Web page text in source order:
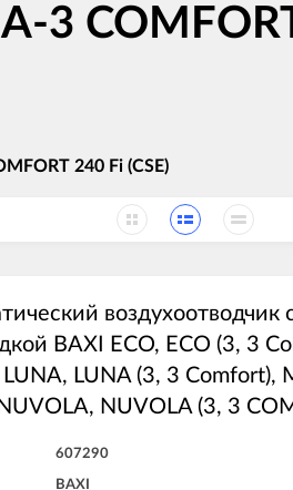
3
240 Fi (CSE)
воздухоотводчик
BAXI ECO, ECO (3, 3
LUNA, LUNA (3, 3 Comfort),
NUVOLA (3, 3
607290
BAXI